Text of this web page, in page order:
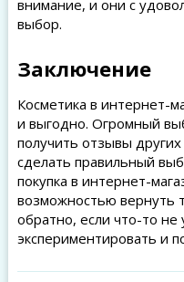
внимание, и они с
выбор.
Заключение
Косметика в интернет-
и выгодно. Огромный
получить отзывы
сделать правильный
покупка в интернет-
возможностью вернуть
обратно, если что-то не
экспериментировать и